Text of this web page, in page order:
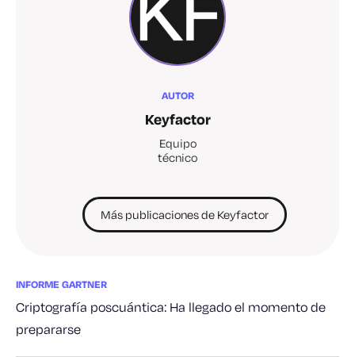
AUTOR
Keyfactor
Equipo
técnico
Más publicaciones de Keyfactor
INFORME GARTNER
Criptografía poscuántica: Ha llegado el momento de
prepararse